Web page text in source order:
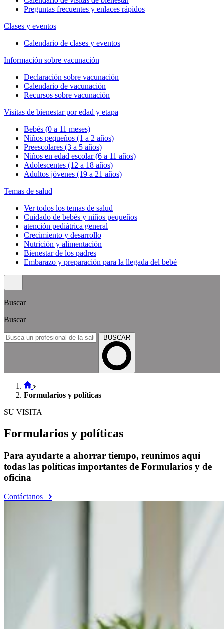
Preguntas frecuentes y enlaces rápidos
Clases y eventos
Calendario de clases y eventos
Información sobre vacunación
Declaración sobre vacunación
Calendario de vacunación
Recursos sobre vacunación
Visitas de bienestar por edad y etapa
Bebés (0 a 11 meses)
Niños pequeños (1 a 2 años)
Preescolares (3 a 5 años)
Niños en edad escolar (6 a 11 años)
Adolescentes (12 a 18 años)
Adultos jóvenes (19 a 21 años)
Temas de salud
Ver todos los temas de salud
Cuidado de bebés y niños pequeños
atención pediátrica general
Crecimiento y desarrollo
Nutrición y alimentación
Bienestar de los padres
Embarazo y preparación para la llegada del bebé
Buscar
Buscar
BUSCAR
Formularios y políticas
SU VISITA
Formularios y políticas
Para ayudarte a ahorrar tiempo, reunimos aquí
todas las políticas importantes de Formularios y de
oficina
Contáctanos